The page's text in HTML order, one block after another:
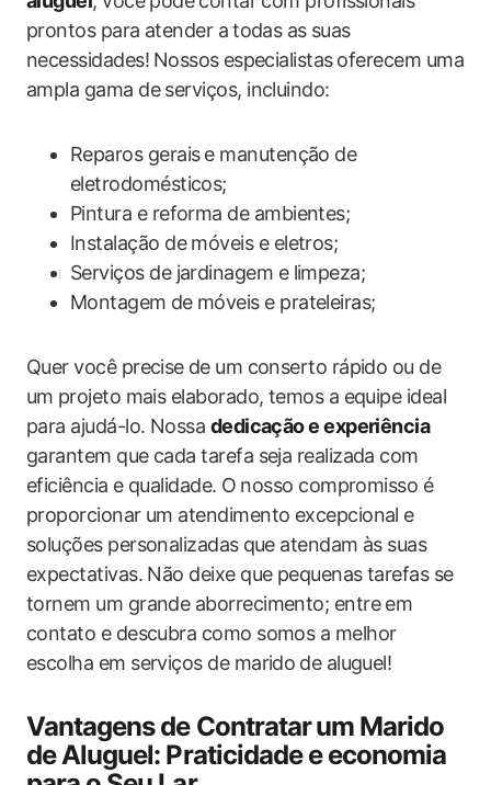
prontos ‌para atender a⁣ todas as⁢ suas
necessidades!⁤ Nossos⁢ especialistas ⁢oferecem uma
ampla gama de ‌serviços, incluindo:
Reparos gerais⁤ e manutenção de⁣
eletrodomésticos;
Pintura e ‌reforma de‌ ambientes;
Instalação ‍de móveis e eletros;
Serviços de jardinagem e‍ limpeza;
Montagem⁤ de móveis e prateleiras;
Quer você precise ⁢de​ um‌ conserto rápido ‌ou de
um⁢ projeto ‍mais elaborado, temos a equipe ideal⁤
para ajudá-lo. Nossa dedicação e experiência
garantem que cada ​tarefa seja realizada com
eficiência ‌e qualidade.​ O ⁢nosso compromisso é
proporcionar um atendimento excepcional e ​
soluções personalizadas ⁢que atendam às suas
expectativas. Não ‍deixe que pequenas tarefas ‌se
tornem um‌ grande aborrecimento; entre em
contato‌ e descubra como somos a melhor
escolha ​em serviços de marido ⁢de aluguel!
Vantagens de Contratar⁣ um Marido
de Aluguel: Praticidade e economia